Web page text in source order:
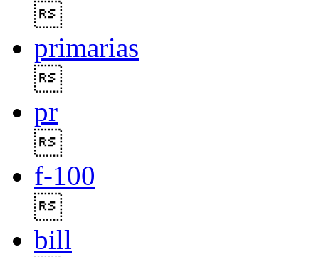
primarias
pr
f-100
bill